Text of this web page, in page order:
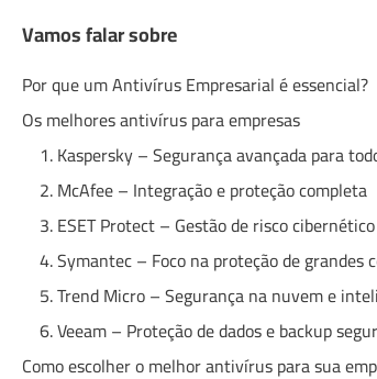
Vamos falar sobre
Por que um Antivírus Empresarial é essencial?
Os melhores antivírus para empresas
1. Kaspersky – Segurança avançada para
2. McAfee – Integração e proteção completa
3. ESET Protect – Gestão de risco
4. Symantec – Foco na proteção de grandes
5. Trend Micro – Segurança na nuvem e
6. Veeam – Proteção de dados e backup
Como escolher o melhor antivírus para sua